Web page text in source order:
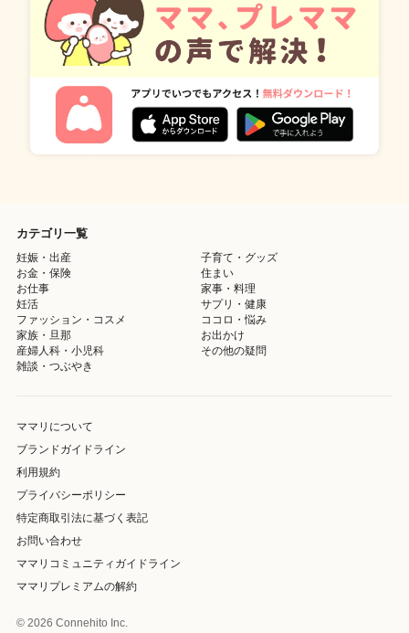
カテゴリ一覧
妊娠・出産
子育て・グッズ
お金・保険
住まい
お仕事
家事・料理
妊活
サプリ・健康
ファッション・コスメ
ココロ・悩み
家族・旦那
お出かけ
産婦人科・小児科
その他の疑問
雑談・つぶやき
ママリについて
ブランドガイドライン
利用規約
プライバシーポリシー
特定商取引法に基づく表記
お問い合わせ
ママリコミュニティガイドライン
ママリプレミアムの解約
© 2026 Connehito Inc.